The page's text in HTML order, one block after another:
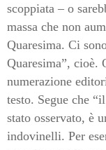
scoppiata – o
massa che non
Quaresima. Ci
Quaresima”, cioè.
numerazione
testo. Segue che
stato osservato, è
indovinelli. Per